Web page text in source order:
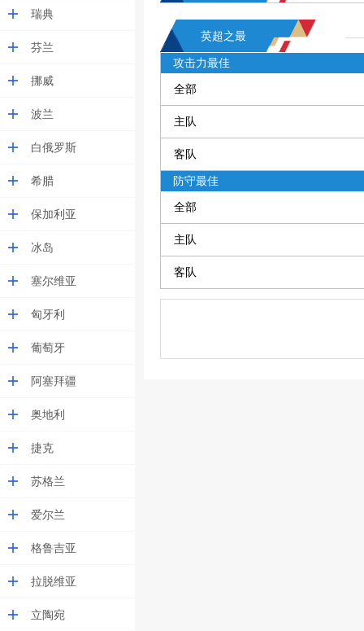
瑞典
芬兰
挪威
波兰
白俄罗斯
希腊
保加利亚
冰岛
塞尔维亚
匈牙利
葡萄牙
阿塞拜疆
奥地利
捷克
苏格兰
爱尔兰
格鲁吉亚
拉脱维亚
立陶宛
英超之最
攻击力最佳
全部
主队
客队
防守最佳
全部
主队
客队